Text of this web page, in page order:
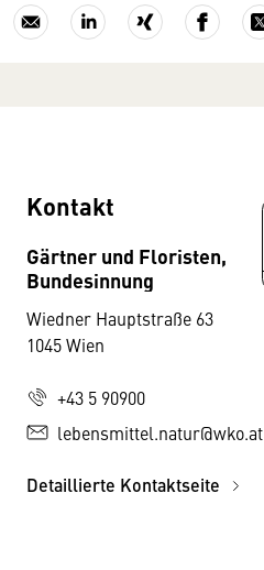
Kontakt
Gärtner und Floristen,
Bundesinnung
Wiedner Hauptstraße 63
1045 Wien
+43 5 90900
lebensmittel.natur@wko.at
Detaillierte Kontaktseite